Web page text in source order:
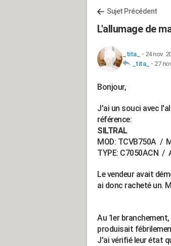
Sujet Précédent
L'allumage de
_tita_ - 24 nov.
_tita_
- 27
Bonjour,
J'ai un souci avec
référence:
SILTRAL
MOD: TCVB750A /
TYPE: C7050ACN /
Le vendeur avait
ai donc racheté un.
Au 1er
produisait
J'ai vérifié leur état